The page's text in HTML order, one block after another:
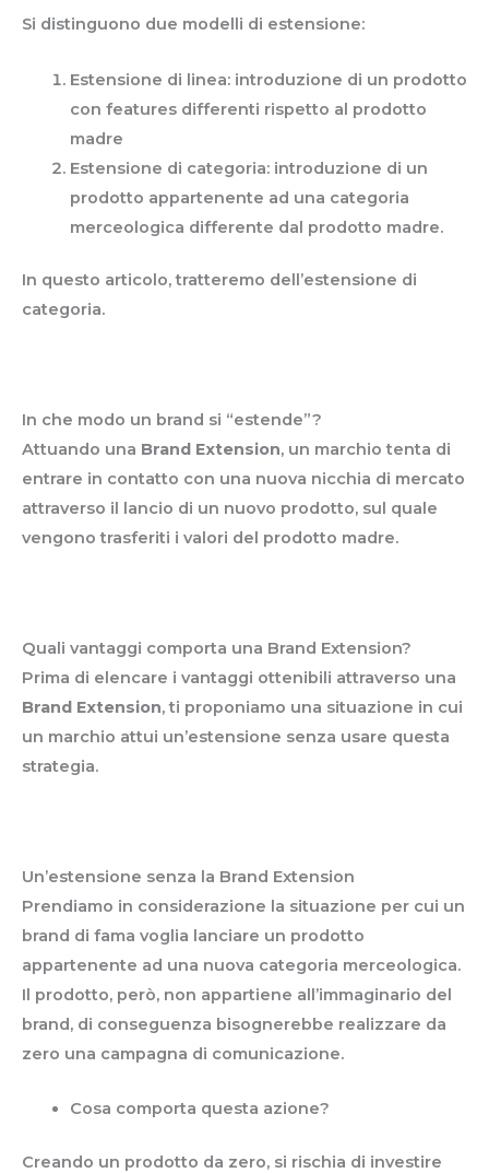
Si distinguono due modelli di estensione:
Estensione di linea: introduzione di un prodotto
con features differenti rispetto al prodotto
madre
Estensione di categoria: introduzione di un
prodotto appartenente ad una categoria
merceologica differente dal prodotto madre.
In questo articolo, tratteremo dell’estensione di
categoria.
In che modo un brand si “estende”?
Attuando una Brand Extension, un marchio tenta di
entrare in contatto con una nuova nicchia di mercato
attraverso il lancio di un nuovo prodotto, sul quale
vengono trasferiti i valori del prodotto madre.
Quali vantaggi comporta una Brand Extension?
Prima di elencare i vantaggi ottenibili attraverso una
Brand Extension, ti proponiamo una situazione in cui
un marchio attui un’estensione senza usare questa
strategia.
Un’estensione senza la Brand Extension
Prendiamo in considerazione la situazione per cui un
brand di fama voglia lanciare un prodotto
appartenente ad una nuova categoria merceologica.
Il prodotto, però, non appartiene all’immaginario del
brand, di conseguenza bisognerebbe realizzare da
zero una campagna di comunicazione.
Cosa comporta questa azione?
Creando un prodotto da zero, si rischia di investire